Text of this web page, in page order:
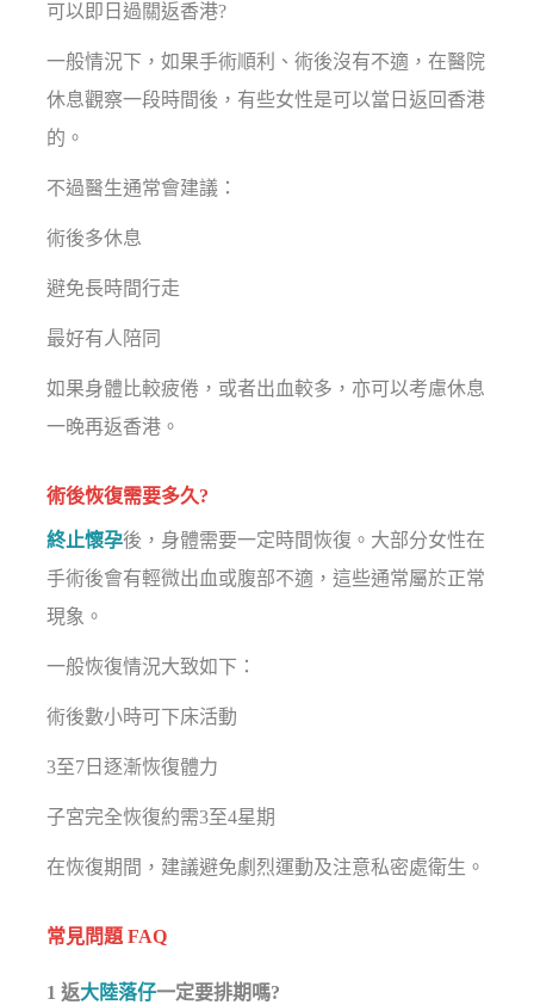
可以即日過關返香港?
一般情況下，如果手術順利、術後沒有不適，在醫院
休息觀察一段時間後，有些女性是可以當日返回香港
的。
不過醫生通常會建議：
術後多休息
避免長時間行走
最好有人陪同
如果身體比較疲倦，或者出血較多，亦可以考慮休息
一晚再返香港。
術後恢復需要多久?
終止懷孕後，身體需要一定時間恢復。大部分女性在
手術後會有輕微出血或腹部不適，這些通常屬於正常
現象。
一般恢復情況大致如下：
術後數小時可下床活動
3至7日逐漸恢復體力
子宮完全恢復約需3至4星期
在恢復期間，建議避免劇烈運動及注意私密處衛生。
常見問題 FAQ
1 返大陸落仔一定要排期嗎?